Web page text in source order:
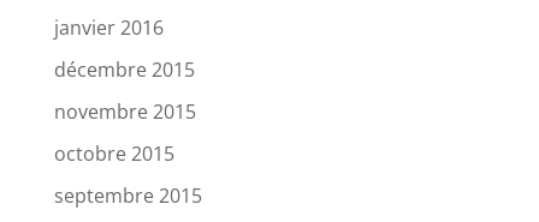
janvier 2016
décembre 2015
novembre 2015
octobre 2015
septembre 2015